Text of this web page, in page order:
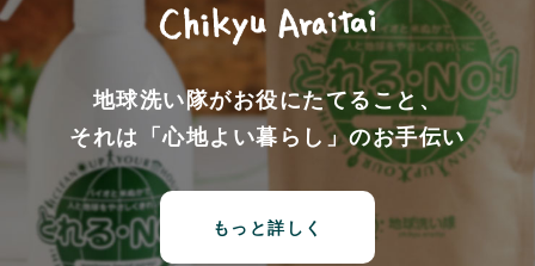
地球洗い隊がお役にたてること、
それは「心地よい暮らし」のお手伝い
もっと詳しく